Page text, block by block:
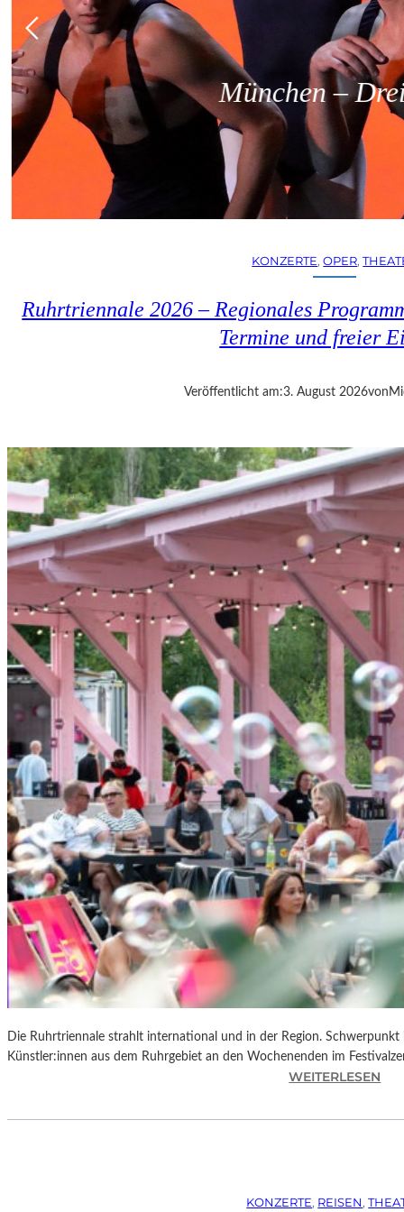
München –
KONZERTE, OPER,
Ruhrtriennale 2026 – Regionales
Termine und freier
Veröffentlicht am:3. August 2026von
Die Ruhrtriennale strahlt international und in der Region.
Künstler:innen aus dem Ruhrgebiet an den Wochenenden im
WEITERLESEN
U
R
KONZERTE, REISEN,